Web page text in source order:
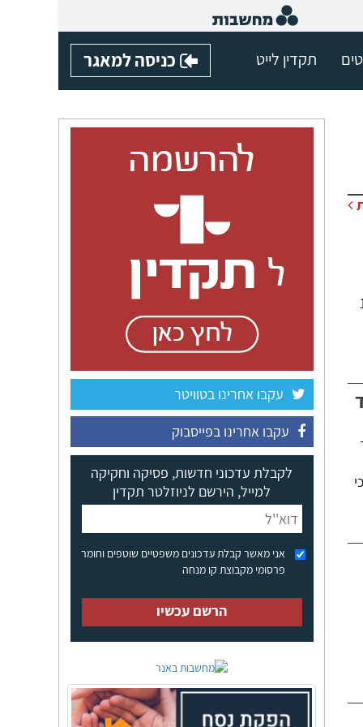
תקדין לייט כניסה למאגר
התקיפה – 15
עקבו אחרינו בטוויטר
עקבו אחרינו בפייסבוק
לקבלת עדכוני חדשות, פסיקה וחקיקה
למייל, הירשם לניוזלטר תקדין
אני מאשר קבלת עדכונים משפטיים שוטפים וחומר
פרסומי מקבוצת קו מנחה
הרשם עכשיו